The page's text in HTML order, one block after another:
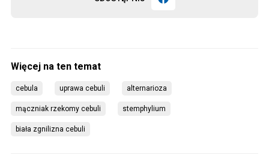
cebula uprawa cebuli alternarioza
mączniak rzekomy cebuli stemphylium
biała zgnilizna cebuli